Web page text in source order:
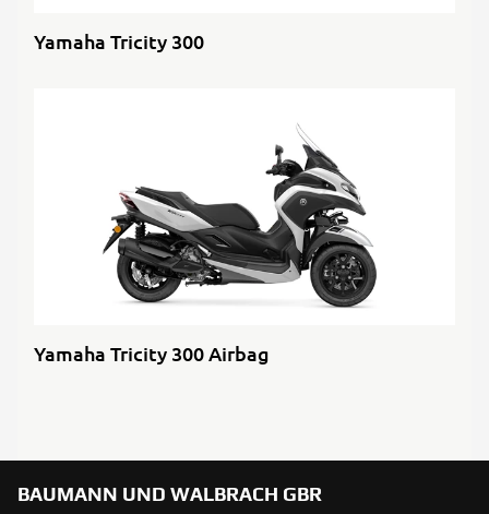
Yamaha Tricity 300
Yamaha Tricity 300 Airbag
BAUMANN UND WALBRACH GBR